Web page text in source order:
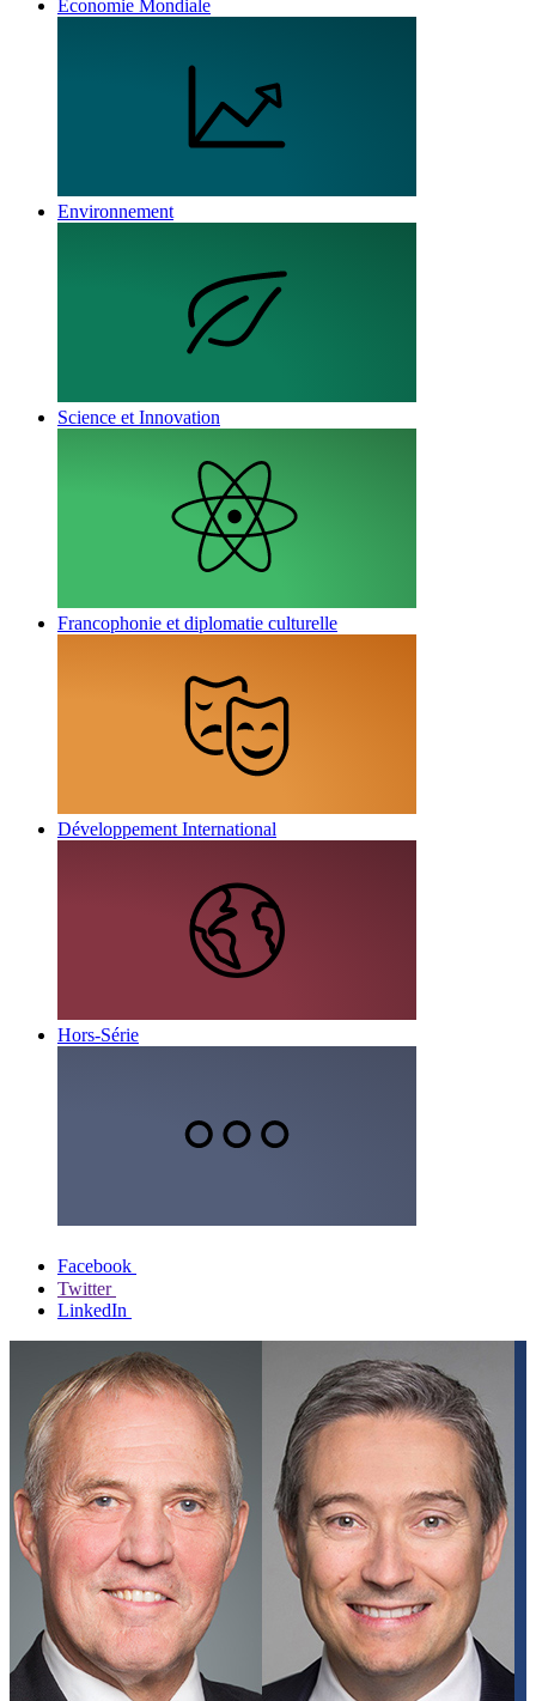
Économie Mondiale
Environnement
Science et Innovation
Francophonie et diplomatie culturelle
Développement International
Hors-Série
Facebook
Twitter
LinkedIn